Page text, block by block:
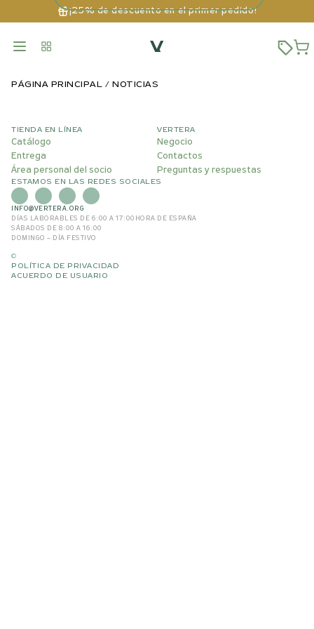
¡25% de descuento en el primer pedido!
PÁGINA PRINCIPAL NOTICIAS
TIENDA EN LÍNEA
Catálogo
Entrega
Área personal del socio
VERTERA
Negocio
Contactos
Preguntas y respuestas
ESTAMOS EN LAS REDES SOCIALES
INFO@VERTERA.ORG
DÍAS LABORABLES DE 6:00 A 17:00 HORA DE ESPAÑA
SÁBADOS DE 8:00 A 16:00
DOMINGO – DÍA FESTIVO
©
POLÍTICA DE PRIVACIDAD
ACUERDO DE USUARIO